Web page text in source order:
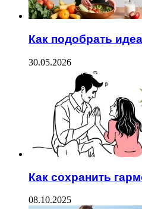
Как подобрать
30.05.2026
Как сохранить
08.10.2025